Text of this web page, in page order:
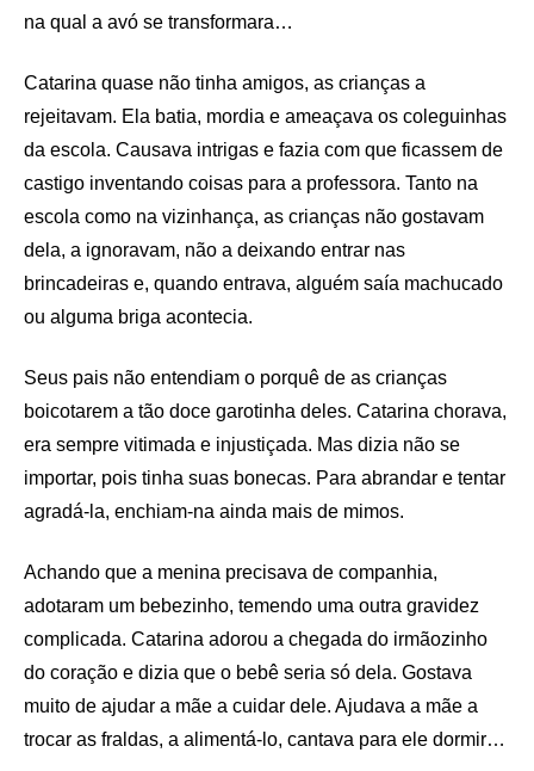
na qual a avó se transformara…
Catarina quase não tinha amigos, as crianças a
rejeitavam. Ela batia, mordia e ameaçava os coleguinhas
da escola. Causava intrigas e fazia com que ficassem de
castigo inventando coisas para a professora. Tanto na
escola como na vizinhança, as crianças não gostavam
dela, a ignoravam, não a deixando entrar nas
brincadeiras e, quando entrava, alguém saía machucado
ou alguma briga acontecia.
Seus pais não entendiam o porquê de as crianças
boicotarem a tão doce garotinha deles. Catarina chorava,
era sempre vitimada e injustiçada. Mas dizia não se
importar, pois tinha suas bonecas. Para abrandar e tentar
agradá-la, enchiam-na ainda mais de mimos.
Achando que a menina precisava de companhia,
adotaram um bebezinho, temendo uma outra gravidez
complicada. Catarina adorou a chegada do irmãozinho
do coração e dizia que o bebê seria só dela. Gostava
muito de ajudar a mãe a cuidar dele. Ajudava a mãe a
trocar as fraldas, a alimentá-lo, cantava para ele dormir…